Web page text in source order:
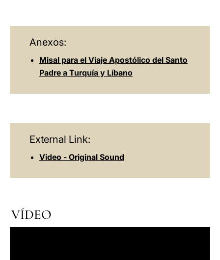
Anexos:
Misal para el Viaje Apostólico del Santo
Padre a Turquía y Líbano
External Link:
Video - Original Sound
VÍDEO